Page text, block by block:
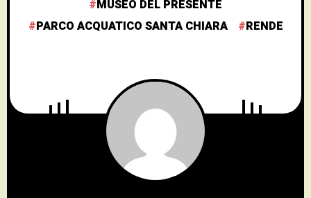
MUSEO DEL PRESENTE
PARCO ACQUATICO SANTA CHIARA
RENDE